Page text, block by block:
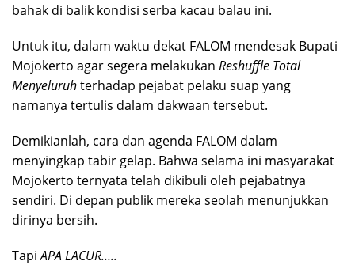
bahak di balik kondisi serba kacau balau ini.
Untuk itu, dalam waktu dekat FALOM mendesak Bupati
Mojokerto agar segera melakukan Reshuffle Total
Menyeluruhterhadap pejabat pelaku suap yang
namanya tertulis dalam dakwaan tersebut.
Demikianlah, cara dan agenda FALOM dalam
menyingkap tabir gelap. Bahwa selama ini masyarakat
Mojokerto ternyata telah dikibuli oleh pejabatnya
sendiri. Di depan publik mereka seolah menunjukkan
dirinya bersih.
TapiAPA LACUR…..